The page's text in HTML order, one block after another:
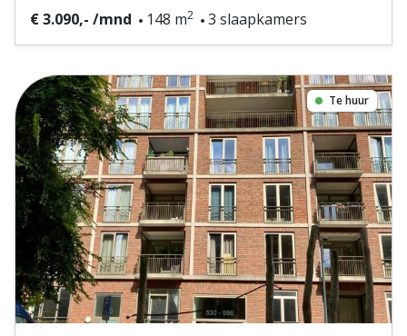
€ 3.090,- /mnd 148 m2 3 slaapkamers
Te huur